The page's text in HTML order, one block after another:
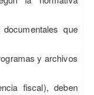
que
y archivos
fiscal), deben